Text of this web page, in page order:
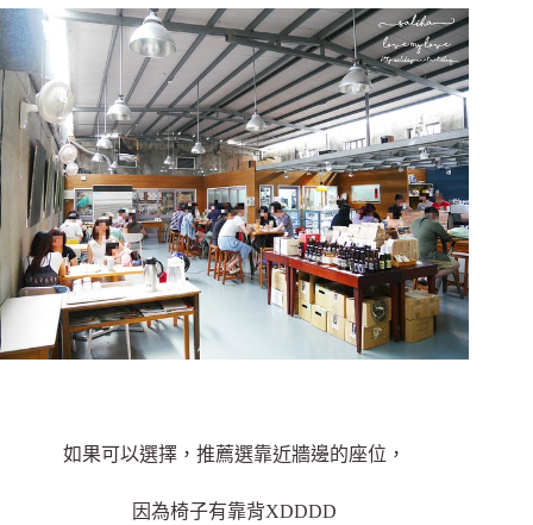
如果可以選擇，推薦選靠近牆邊的座位，
因為椅子有靠背XDDDD